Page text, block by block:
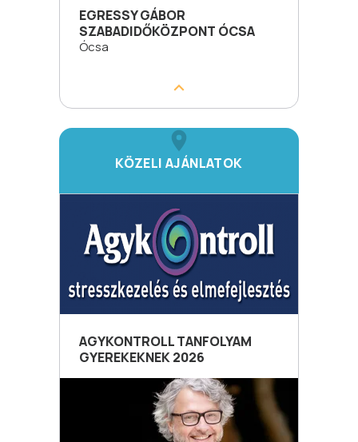
EGRESSY GÁBOR
SZABADIDŐKÖZPONT ÓCSA
Ócsa
KÖZELI AJÁNLATOK
AGYKONTROLL TANFOLYAM
GYEREKEKNEK 2026